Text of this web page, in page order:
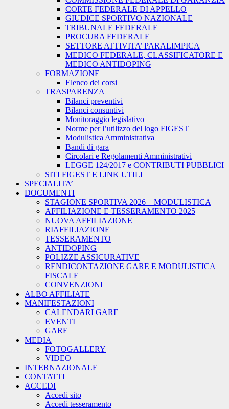
CORTE FEDERALE DI APPELLO
GIUDICE SPORTIVO NAZIONALE
TRIBUNALE FEDERALE
PROCURA FEDERALE
SETTORE ATTIVITA’ PARALIMPICA
MEDICO FEDERALE, CLASSIFICATORE E
MEDICO ANTIDOPING
FORMAZIONE
Elenco dei corsi
TRASPARENZA
Bilanci preventivi
Bilanci consuntivi
Monitoraggio legislativo
Norme per l’utilizzo del logo FIGEST
Modulistica Amministrativa
Bandi di gara
Circolari e Regolamenti Amministrativi
LEGGE 124/2017 e CONTRIBUTI PUBBLICI
SITI FIGEST E LINK UTILI
SPECIALITA’
DOCUMENTI
STAGIONE SPORTIVA 2026 – MODULISTICA
AFFILIAZIONE E TESSERAMENTO 2025
NUOVA AFFILIAZIONE
RIAFFILIAZIONE
TESSERAMENTO
ANTIDOPING
POLIZZE ASSICURATIVE
RENDICONTAZIONE GARE E MODULISTICA
FISCALE
CONVENZIONI
ALBO AFFILIATE
MANIFESTAZIONI
CALENDARI GARE
EVENTI
GARE
MEDIA
FOTOGALLERY
VIDEO
INTERNAZIONALE
CONTATTI
ACCEDI
Accedi sito
Accedi tesseramento